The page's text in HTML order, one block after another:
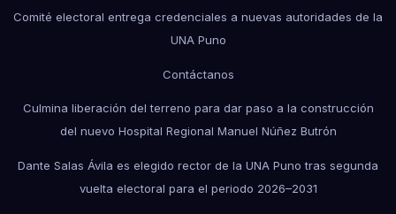
Comité electoral entrega credenciales a nuevas autoridades de la
UNA Puno
Contáctanos
Culmina liberación del terreno para dar paso a la construcción
del nuevo Hospital Regional Manuel Núñez Butrón
Dante Salas Ávila es elegido rector de la UNA Puno tras segunda
vuelta electoral para el periodo 2026–2031